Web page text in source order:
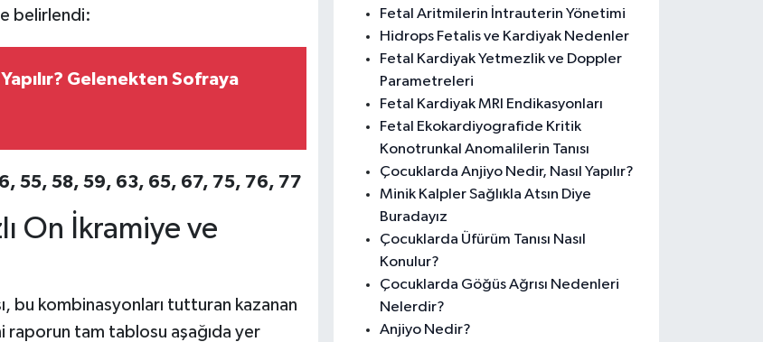
belirlendi:
Yapılır? Gelenekten Sofraya
55, 58, 59, 63, 65, 67, 75, 76, 77
On İkramiye ve
bu kombinasyonları tutturan kazanan
raporun tam tablosu aşağıda yer
Fetal Aritmilerin İntrauterin Yönetimi
Hidrops Fetalis ve Kardiyak Nedenler
Fetal Kardiyak Yetmezlik ve Doppler
Parametreleri
Fetal Kardiyak MRI Endikasyonları
Fetal Ekokardiyografide Kritik
Konotrunkal Anomalilerin Tanısı
Çocuklarda Anjiyo Nedir, Nasıl Yapılır?
Minik Kalpler Sağlıkla Atsın Diye
Buradayız
Çocuklarda Üfürüm Tanısı Nasıl
Konulur?
Çocuklarda Göğüs Ağrısı Nedenleri
Nelerdir?
Anjiyo Nedir?